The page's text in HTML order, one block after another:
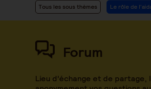
Tous les sous thèmes Le rôle de
Forum
Lieu d’échange et de